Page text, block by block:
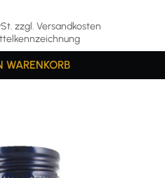
zzgl. Versandkosten
WARENKORB